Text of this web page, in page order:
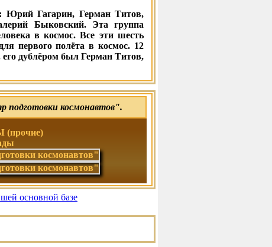
Юрий Гагарин, Герман Титов,
Быковский. Эта группа
в космос. Все эти шесть
первого полёта в космос. 12
дублёром был Герман Титов,
космонавтов".
основной базе